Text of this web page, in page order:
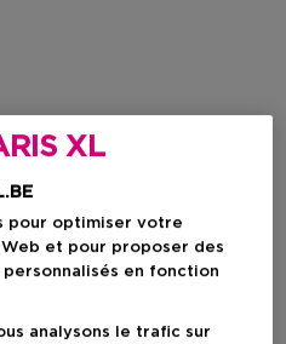
XL
pour optimiser votre
et pour proposer des
en fonction
analysons le trafic sur